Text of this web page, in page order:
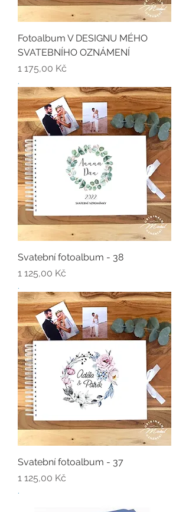
Fotoalbum V DESIGNU MÉHO
SVATEBNÍHO OZNÁMENÍ
Cena
1 175,00 Kč
.
Svatební fotoalbum - 38
Cena
1 125,00 Kč
.
Svatební fotoalbum - 37
Cena
1 125,00 Kč
.